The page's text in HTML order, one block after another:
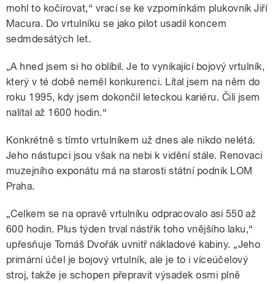
mohl to kočírovat,“ vrací se ke vzpomínkám plukovník Jiří
Macura. Do vrtulníku se jako pilot usadil koncem
sedmdesátých let.
„A hned jsem si ho oblíbil. Je to vynikající bojový vrtulník,
který v té době neměl konkurenci. Lítal jsem na něm do
roku 1995, kdy jsem dokončil leteckou kariéru. Čili jsem
nalítal až 1600 hodin.“
Konkrétně s tímto vrtulníkem už dnes ale nikdo nelétá.
Jeho nástupci jsou však na nebi k vidění stále. Renovaci
muzejního exponátu má na starosti státní podnik LOM
Praha.
„Celkem se na opravě vrtulníku odpracovalo asi 550 až
600 hodin. Plus týden trval nástřik toho vnějšího laku,“
upřesňuje Tomáš Dvořák uvnitř nákladové kabiny. „Jeho
primární účel je bojový vrtulník, ale je to i víceúčelový
stroj, takže je schopen přepravit výsadek osmi plně